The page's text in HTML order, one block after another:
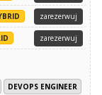
zarezerwuj
zarezerwuj
DEVOPS ENGINEER